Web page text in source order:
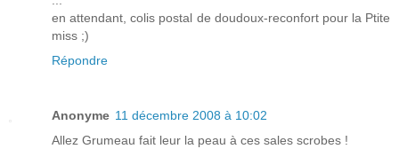
en attendant, colis postal de doudoux-reconfort pour la Ptite
miss ;)
Répondre
Anonyme 11 décembre 2008 à 10:02
Allez Grumeau fait leur la peau à ces sales scrobes !